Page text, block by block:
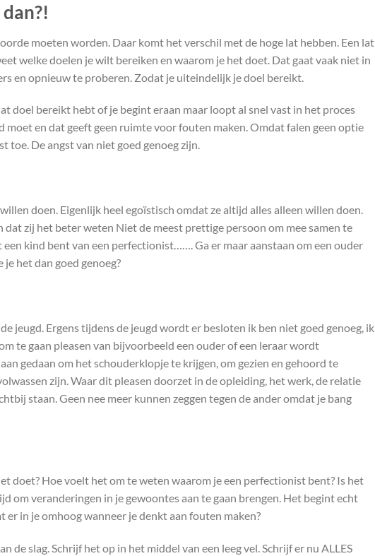
moeten worden. Daar komt het verschil met de hoge lat hebben. Een lat
welke doelen je wilt bereiken en waarom je het doet. Dat gaat vaak niet in
en opnieuw te proberen. Zodat je uiteindelijk je doel bereikt.
doel bereikt hebt of je begint eraan maar loopt al snel vast in het proces
en dat geeft geen ruimte voor fouten maken. Omdat falen geen optie
toe. De angst van niet goed genoeg zijn.
doen. Eigenlijk heel egoïstisch omdat ze altijd alles alleen willen doen.
zij het beter weten Niet de meest prettige persoon om mee samen te
kind bent van een perfectionist……. Ga er maar aanstaan om een ouder
het dan goed genoeg?
jeugd. Ergens tijdens de jeugd wordt er besloten ik ben niet goed genoeg, ik
te gaan pleasen van bijvoorbeeld een ouder of een leraar wordt
gedaan om het schouderklopje te krijgen, om gezien en gehoord te
zijn. Waar dit pleasen doorzet in de opleiding, het werk, de relatie
staan. Geen nee meer kunnen zeggen tegen de ander omdat je bang
doet? Hoe voelt het om te weten waarom je een perfectionist bent? Is het
om veranderingen in je gewoontes aan te gaan brengen. Het begint echt
in je omhoog wanneer je denkt aan fouten maken?
de slag. Schrijf het op in het middel van een leeg vel. Schrijf er nu ALLES